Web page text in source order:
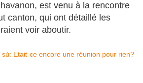
est venu à la rencontre
canton, qui ont détaillé les
voir aboutir.